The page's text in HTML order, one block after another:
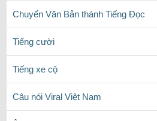
Chuyển Văn Bản thành Tiếng Đọc
Tiếng cười
Tiếng xe cộ
Câu nói Viral Việt Nam